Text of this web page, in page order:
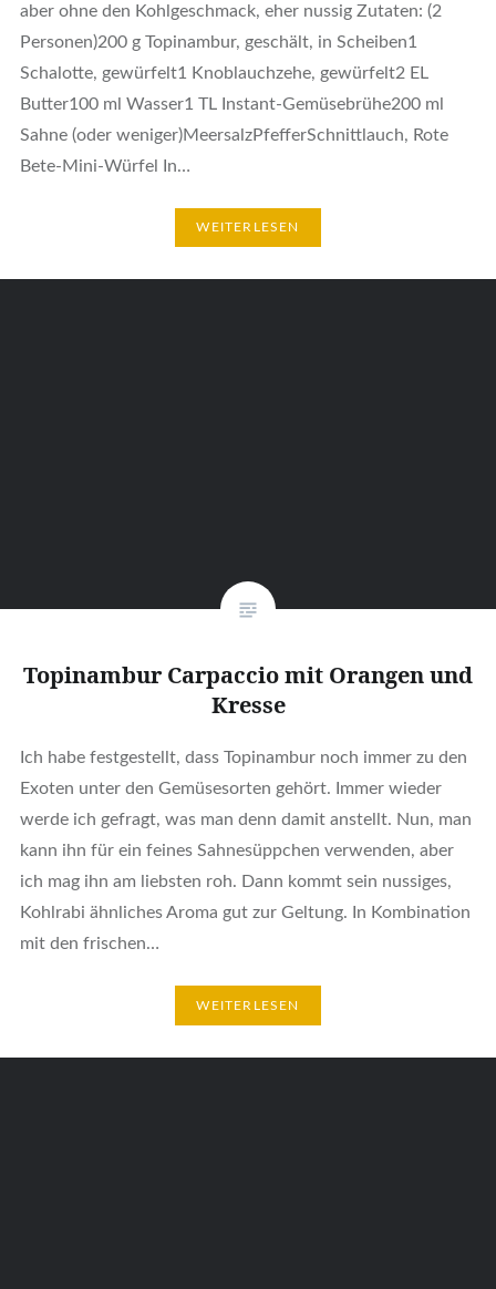
aber ohne den Kohlgeschmack, eher nussig Zutaten: (2
Personen)200 g Topinambur, geschält, in Scheiben1
Schalotte, gewürfelt1 Knoblauchzehe, gewürfelt2 EL
Butter100 ml Wasser1 TL Instant-Gemüsebrühe200 ml
Sahne (oder weniger)MeersalzPfefferSchnittlauch, Rote
Bete-Mini-Würfel In…
WEITERLESEN
Topinambur Carpaccio mit Orangen und
Kresse
Ich habe festgestellt, dass Topinambur noch immer zu den
Exoten unter den Gemüsesorten gehört. Immer wieder
werde ich gefragt, was man denn damit anstellt. Nun, man
kann ihn für ein feines Sahnesüppchen verwenden, aber
ich mag ihn am liebsten roh. Dann kommt sein nussiges,
Kohlrabi ähnliches Aroma gut zur Geltung. In Kombination
mit den frischen…
WEITERLESEN